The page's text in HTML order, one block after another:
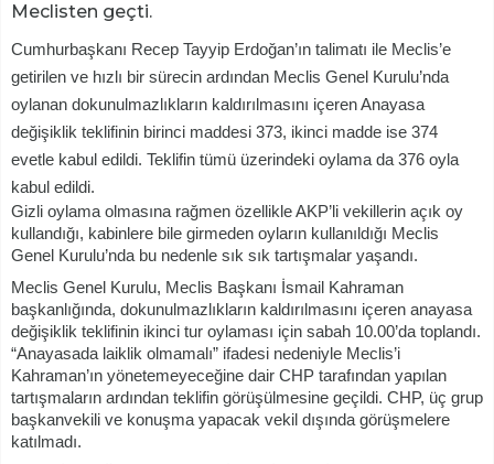
Meclisten geçti.
Cumhurbaşkanı Recep Tayyip Erdoğan’ın talimatı ile Meclis’e
getirilen ve hızlı bir sürecin ardından Meclis Genel Kurulu’nda
oylanan dokunulmazlıkların kaldırılmasını içeren Anayasa
değişiklik teklifinin birinci maddesi 373, ikinci madde ise 374
evetle kabul edildi. Teklifin tümü üzerindeki oylama da 376 oyla
kabul edildi.
Gizli oylama olmasına rağmen özellikle AKP’li vekillerin açık oy
kullandığı, kabinlere bile girmeden oyların kullanıldığı Meclis
Genel Kurulu’nda bu nedenle sık sık tartışmalar yaşandı.
Meclis Genel Kurulu, Meclis Başkanı İsmail Kahraman
başkanlığında, dokunulmazlıkların kaldırılmasını içeren anayasa
değişiklik teklifinin ikinci tur oylaması için sabah 10.00’da toplandı.
“Anayasada laiklik olmamalı” ifadesi nedeniyle Meclis’i
Kahraman’ın yönetemeyeceğine dair CHP tarafından yapılan
tartışmaların ardından teklifin görüşülmesine geçildi. CHP, üç grup
başkanvekili ve konuşma yapacak vekil dışında görüşmelere
katılmadı.